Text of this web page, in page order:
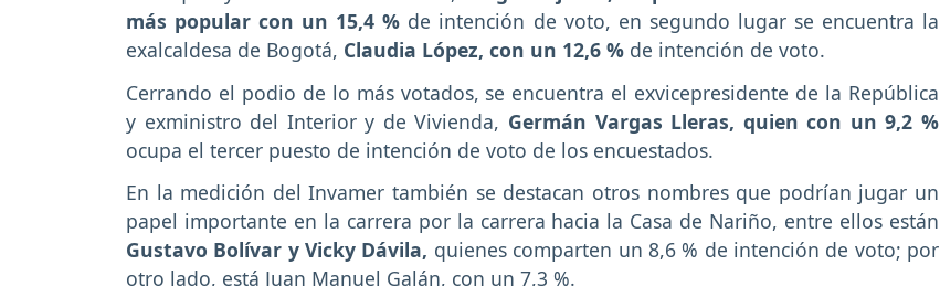
más popular con un 15,4 % de intención de voto, en segundo lugar se encuentra la
exalcaldesa de Bogotá, Claudia López, con un 12,6 % de intención de voto.
Cerrando el podio de lo más votados, se encuentra el exvicepresidente de la República
y exministro del Interior y de Vivienda, Germán Vargas Lleras, quien con un 9,2 %
ocupa el tercer puesto de intención de voto de los encuestados.
En la medición del Invamer también se destacan otros nombres que podrían jugar un
papel importante en la carrera por la carrera hacia la Casa de Nariño, entre ellos están
Gustavo Bolívar y Vicky Dávila, quienes comparten un 8,6 % de intención de voto; por
otro lado, está Juan Manuel Galán, con un 7,3 %.